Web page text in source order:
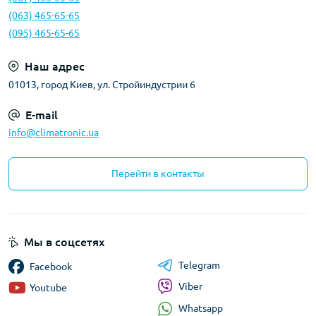
(063) 465-65-65
(095) 465-65-65
Наш адрес
01013, город Киев, ул. Стройиндустрии 6
E-mail
info@climatronic.ua
Перейти в контакты
Мы в соцсетях
Facebook
Youtube
Telegram
Viber
Whatsapp